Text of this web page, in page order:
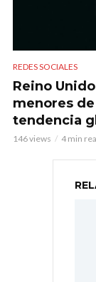
REDES SOCIALES
Reino
menores de
tendencia
146 views 4 min